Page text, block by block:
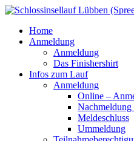
Home
Anmeldung
Anmeldung
Das Finishershirt
Infos zum Lauf
Anmeldung
Online –
Meldeschluss
Ummeldung